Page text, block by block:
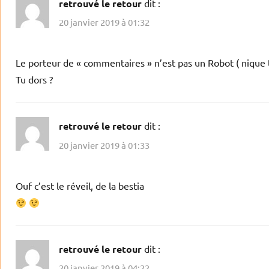
retrouvé le retour dit :
20 janvier 2019 à 01:32
Le porteur de « commentaires » n’est pas un Robot (
Tu dors ?
retrouvé le retour dit :
20 janvier 2019 à 01:33
Ouf c’est le réveil, de la bestia
retrouvé le retour dit :